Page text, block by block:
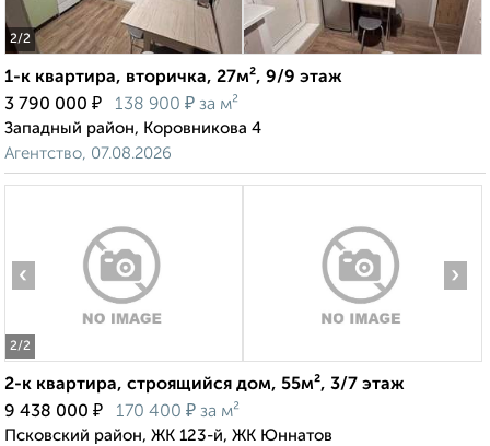
2/2
1-к квартира, вторичка, 27м², 9/9 этаж
3 790 000 ₽ 138 900 ₽ за м²
Западный район, Коровникова 4
Агентство, 07.08.2026
2/2
‹ ›
2-к квартира, строящийся дом, 55м², 3/7 этаж
9 438 000 ₽ 170 400 ₽ за м²
Псковский район, ЖК 123-й, ЖК Юннатов